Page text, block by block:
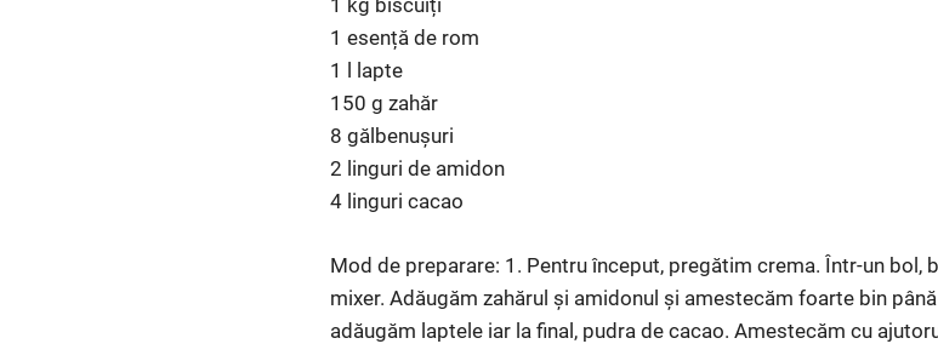
1 kg biscuiți
1 esență de rom
1 l lapte
150 g zahăr
8 gălbenușuri
2 linguri de amidon
4 linguri cacao
Mod de preparare: 1. Pentru început, pregătim crema. Într-un bol,
mixer. Adăugăm zahărul și amidonul și amestecăm foarte bin
adăugăm laptele iar la final, pudra de cacao. Amestecăm cu